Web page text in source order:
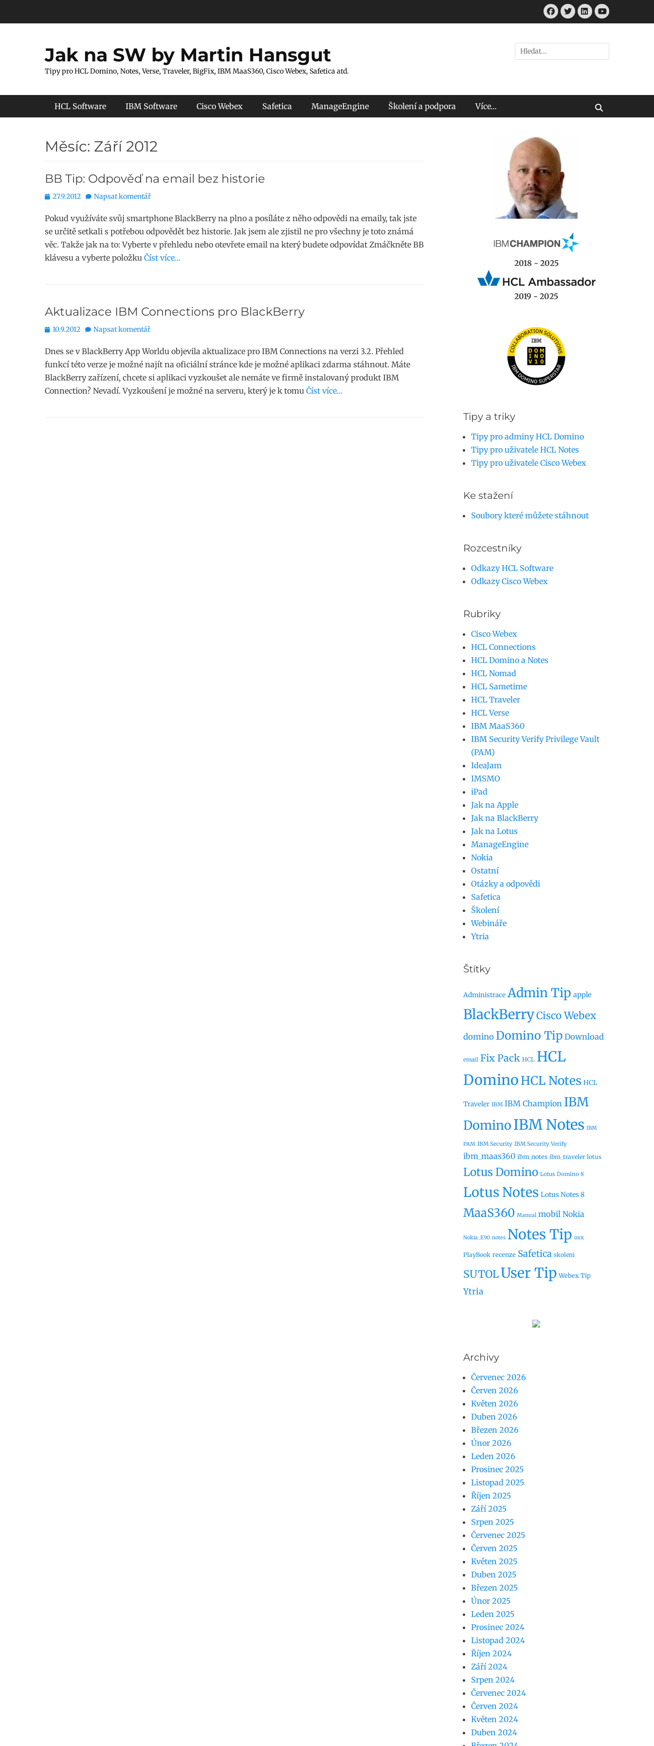
Facebook
Twitter
LinkedIn
Youtube
Jak na SW by Martin Hansgut
Tipy pro HCL Domino, Notes, Verse, Traveler, BigFix, IBM MaaS360, Cisco Webex, Safetica atd.
Hledat:
Hlavní menu
HCL Software IBM Software Cisco Webex Safetica ManageEngine Školení a podpora Více…
Měsíc: Září 2012
BB Tip: Odpověď na email bez historie
Publikováno
27.9.2012 Napsat komentář
Pokud využíváte svůj smartphone BlackBerry na plno a posíláte z něho odpovědi na emaily, tak jste
se určitě setkali s potřebou odpovědět bez historie. Jak jsem ale zjistil ne pro všechny je toto známá
věc. Takže jak na to: Vyberte v přehledu nebo otevřete email na který budete odpovídat Zmáčkněte BB
klávesu a vyberte položku Číst více…
Aktualizace IBM Connections pro BlackBerry
Publikováno
10.9.2012 Napsat komentář
Dnes se v BlackBerry App Worldu objevila aktualizace pro IBM Connections na verzi 3.2. Přehled
funkcí této verze je možné najít na oficiální stránce kde je možné aplikaci zdarma stáhnout. Máte
BlackBerry zařízení, chcete si aplikaci vyzkoušet ale nemáte ve firmě instalovaný produkt IBM
Connection? Nevadí. Vyzkoušení je možné na serveru, který je k tomu Číst více…
2018 - 2025
2019 - 2025
Tipy a triky
Tipy pro adminy HCL Domino
Tipy pro uživatele HCL Notes
Tipy pro uživatele Cisco Webex
Ke stažení
Soubory které můžete stáhnout
Rozcestníky
Odkazy HCL Software
Odkazy Cisco Webex
Rubriky
Cisco Webex
HCL Connections
HCL Domino a Notes
HCL Nomad
HCL Sametime
HCL Traveler
HCL Verse
IBM MaaS360
IBM Security Verify Privilege Vault
(PAM)
IdeaJam
IMSMO
iPad
Jak na Apple
Jak na BlackBerry
Jak na Lotus
ManageEngine
Nokia
Ostatní
Otázky a odpovědi
Safetica
Školení
Webináře
Ytria
Štítky
Administrace Admin Tip apple
BlackBerryCisco Webex
domino Domino Tip Download
email Fix Pack HCL HCL
DominoHCL Notes HCL
Traveler IBM IBM Champion IBM
DominoIBM Notes IBM
PAM IBM Security IBM Security Verify
ibm_maas360 ibm_notes ibm_traveler lotus
Lotus Domino Lotus Domino 8
Lotus Notes Lotus Notes 8
MaaS360 Manual mobil Nokia
Nokia_E90 notes Notes Tip osx
PlayBook recenze Safetica skoleni
SUTOLUser Tip Webex Tip
Ytria
Archivy
Červenec 2026
Červen 2026
Květen 2026
Duben 2026
Březen 2026
Únor 2026
Leden 2026
Prosinec 2025
Listopad 2025
Říjen 2025
Září 2025
Srpen 2025
Červenec 2025
Červen 2025
Květen 2025
Duben 2025
Březen 2025
Únor 2025
Leden 2025
Prosinec 2024
Listopad 2024
Říjen 2024
Září 2024
Srpen 2024
Červenec 2024
Červen 2024
Květen 2024
Duben 2024